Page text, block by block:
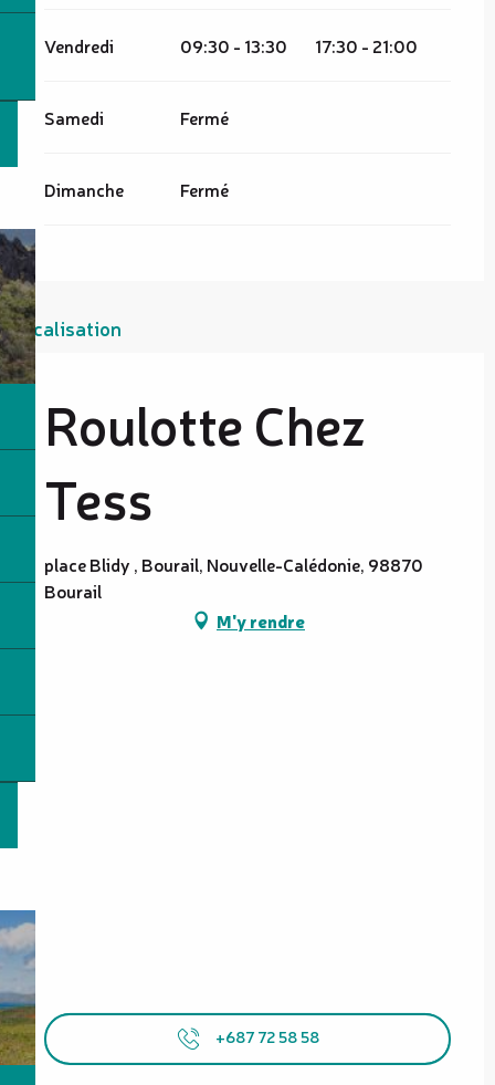
Vendredi 09:30 - 13:30 17:30 - 21:00
Samedi Fermé
Dimanche Fermé
Localisation
Roulotte Chez
Tess
place Blidy , Bourail, Nouvelle-Calédonie, 98870
Bourail
M'y rendre
+687 72 58 58